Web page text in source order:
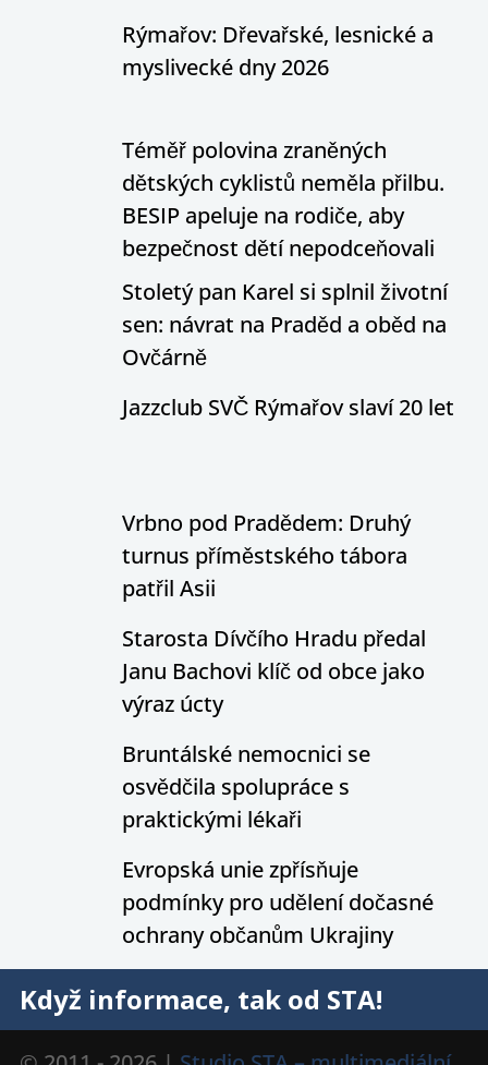
Rýmařov: Dřevařské, lesnické a
myslivecké dny 2026
Téměř polovina zraněných
dětských cyklistů neměla přilbu.
BESIP apeluje na rodiče, aby
bezpečnost dětí nepodceňovali
Stoletý pan Karel si splnil životní
sen: návrat na Praděd a oběd na
Ovčárně
Jazzclub SVČ Rýmařov slaví 20 let
Vrbno pod Pradědem: Druhý
turnus příměstského tábora
patřil Asii
Starosta Dívčího Hradu předal
Janu Bachovi klíč od obce jako
výraz úcty
Bruntálské nemocnici se
osvědčila spolupráce s
praktickými lékaři
Evropská unie zpřísňuje
podmínky pro udělení dočasné
ochrany občanům Ukrajiny
Když informace, tak od STA!